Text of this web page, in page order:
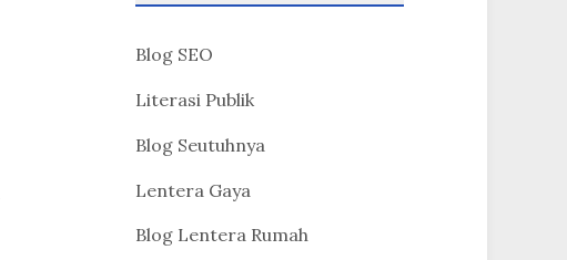
Blog SEO
Literasi Publik
Blog Seutuhnya
Lentera Gaya
Blog Lentera Rumah